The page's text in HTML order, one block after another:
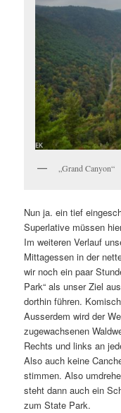
„Grand Canyon“
Nun ja. ein tief
Superlative müssen
Im weiteren Verlauf
Mittagessen in der
wir noch ein paar
Park“ als unser Ziel
dorthin führen.
Ausserdem wird der
zugewachsenen
Rechts und links an
Also auch keine
stimmen. Also
steht dann auch ein
zum State Park.